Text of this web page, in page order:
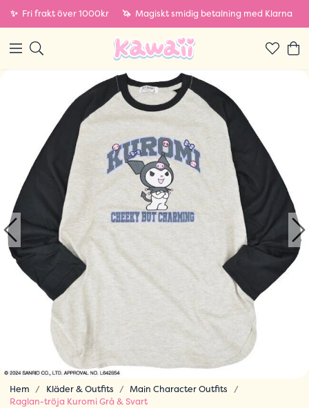
✨ Fri frakt över 1000kr 🦄 Magiskt smidig betalning med Klarna
Hem Kläder & Outfits
Main Character Outfits
Raglan-tröja Kuromi Grå & Svart